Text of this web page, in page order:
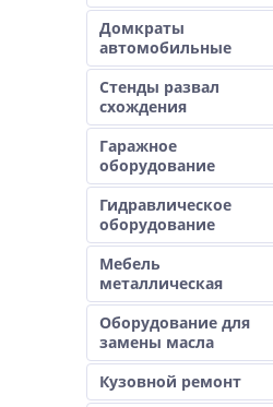
Домкраты
автомобильные
Стенды развал
схождения
Гаражное
оборудование
Гидравлическое
оборудование
Мебель
металлическая
Оборудование для
замены масла
Кузовной ремонт